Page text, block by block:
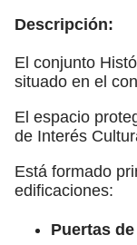
Descripción:
El conjunto
situado en el
El espacio
de Interés
Está formado
edificaciones:
Puertas